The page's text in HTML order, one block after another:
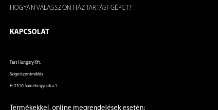
HOGYAN VÁLASSZON HÁZTARTÁSI GÉPET?
KAPCSOLAT
Fast Hungary Kft.
Szigetszentmiklós
H-2310 Sáméhegyi utca 1.
Termékekkel, online megrendelések esetén: